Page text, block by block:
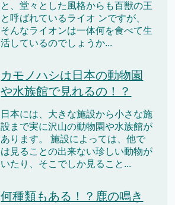
と、堂々とした風格からも百獣の王
と呼ばれているライオ ンですが、
そんなライオンは一体何を食べて生
活しているのでしょうか...
カモノハシは日本の動物園
や水族館で見れるの！？
日本には、大きな施設から小さな施
設まで実に沢山の動物園や水族館が
あります。 施設によっては、他で
は見ることの出来ない珍しい動物が
いたり、そこでしか見ること...
何種類もある！？鹿の鳴き